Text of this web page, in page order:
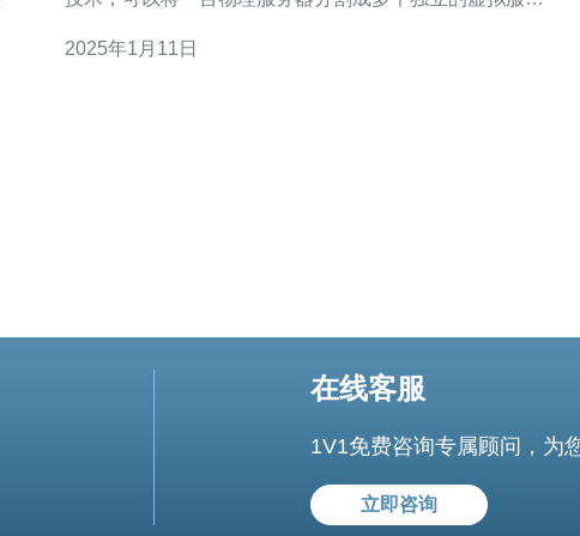
发者的青睐。 新加坡作为亚洲的重要金融中心，具有优质
2025年1月11日
在线客服
1V1免费咨询专属顾问，为
立即咨询